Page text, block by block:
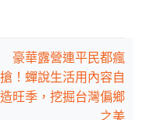
豪華露營連平民都瘋
搶！蟬說生活用內容自
造旺季，挖掘台灣偏鄉
之美